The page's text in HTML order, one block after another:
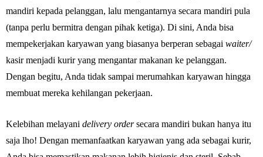
mandiri kepada pelanggan, lalu mengantarnya secara mandiri pula
(tanpa perlu bermitra dengan pihak ketiga). Di sini, Anda bisa
mempekerjakan karyawan yang biasanya berperan sebagai waiter/
kasir menjadi kurir yang mengantar makanan ke pelanggan.
Dengan begitu, Anda tidak sampai merumahkan karyawan hingga
membuat mereka kehilangan pekerjaan.
Kelebihan melayani delivery ordersecara mandiri bukan hanya itu
saja lho! Dengan memanfaatkan karyawan yang ada sebagai kurir,